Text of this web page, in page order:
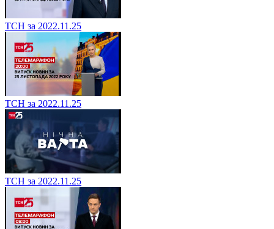
ТСН за 2022.11.25
ТСН за 2022.11.25
ТСН за 2022.11.25